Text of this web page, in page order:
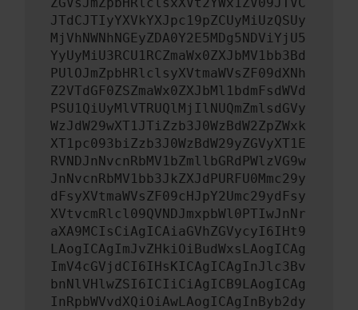
JTdCJTIyYXVkYXJpc19pZCUyMiUzQSUy
MjVhNWNhNGEyZDA0Y2E5MDg5NDViYjU5
YyUyMiU3RCU1RCZmaWx0ZXJbMV1bb3Bd
PUlOJmZpbHRlclsyXVtmaWVsZF09dXNh
Z2VTdGF0ZSZmaWx0ZXJbMl1bdmFsdWVd
PSU1QiUyMlVTRUQlMjIlNUQmZmlsdGVy
WzJdW29wXT1JTiZzb3J0WzBdW2ZpZWxk
XT1pc093biZzb3J0WzBdW29yZGVyXT1E
RVNDJnNvcnRbMV1bZmllbGRdPWlzVG9w
JnNvcnRbMV1bb3JkZXJdPURFU0Mmc29y
dFsyXVtmaWVsZF09cHJpY2Umc29ydFsy
XVtvcmRlcl09QVNDJmxpbWl0PTIwJnNr
aXA9MCIsCiAgICAiaGVhZGVycyI6IHt9
LAogICAgImJvZHkiOiBudWxsLAogICAg
ImV4cGVjdCI6IHsKICAgICAgInJlc3Bv
bnNlVHlwZSI6ICIiCiAgICB9LAogICAg
InRpbWVvdXQiOiAwLAogICAgInByb2dy